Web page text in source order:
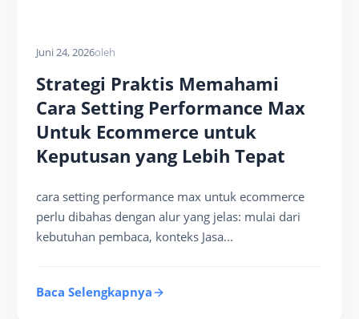
Juni 24, 2026oleh
Strategi Praktis Memahami
Cara Setting Performance Max
Untuk Ecommerce untuk
Keputusan yang Lebih Tepat
cara setting performance max untuk ecommerce
perlu dibahas dengan alur yang jelas: mulai dari
kebutuhan pembaca, konteks Jasa...
Baca Selengkapnya